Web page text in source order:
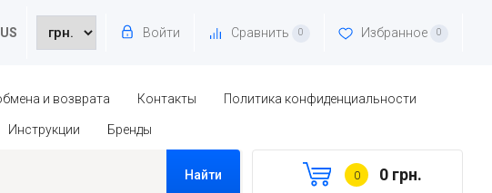
Войти Сравнить 0 Избранное 0
и возврата Контакты Политика конфиденциальности
Инструкции Бренды
Найти 0 0 грн.